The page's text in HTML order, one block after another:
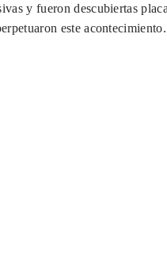
y fueron descubiertas
este acontecimiento.